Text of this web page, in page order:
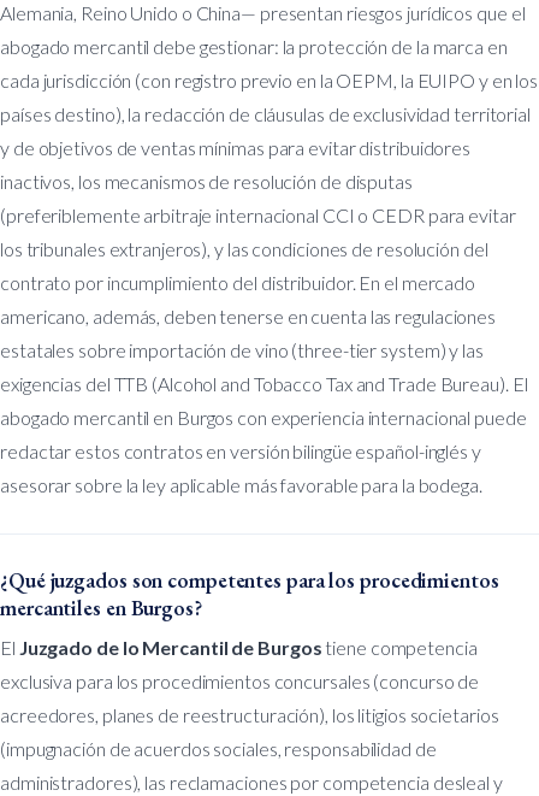
Alemania, Reino Unido o China— presentan riesgos jurídicos que el
abogado mercantil debe gestionar: la protección de la marca en
cada jurisdicción (con registro previo en la OEPM, la EUIPO y en los
países destino), la redacción de cláusulas de exclusividad territorial
y de objetivos de ventas mínimas para evitar distribuidores
inactivos, los mecanismos de resolución de disputas
(preferiblemente arbitraje internacional CCI o CEDR para evitar
los tribunales extranjeros), y las condiciones de resolución del
contrato por incumplimiento del distribuidor. En el mercado
americano, además, deben tenerse en cuenta las regulaciones
estatales sobre importación de vino (three-tier system) y las
exigencias del TTB (Alcohol and Tobacco Tax and Trade Bureau). El
abogado mercantil en Burgos con experiencia internacional puede
redactar estos contratos en versión bilingüe español-inglés y
asesorar sobre la ley aplicable más favorable para la bodega.
¿Qué juzgados son competentes para los procedimientos
mercantiles en Burgos?
El Juzgado de lo Mercantil de Burgos tiene competencia
exclusiva para los procedimientos concursales (concurso de
acreedores, planes de reestructuración), los litigios societarios
(impugnación de acuerdos sociales, responsabilidad de
administradores), las reclamaciones por competencia desleal y